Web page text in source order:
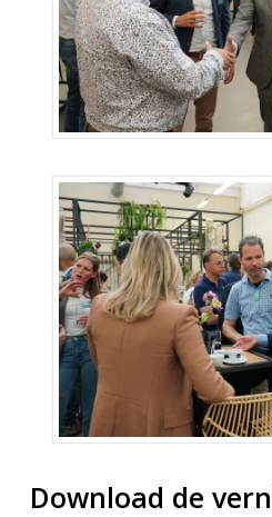
Download de